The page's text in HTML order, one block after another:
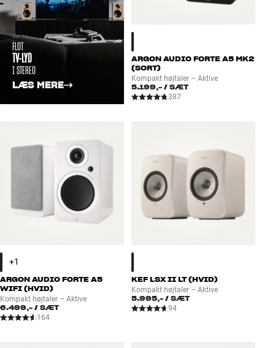
FLOT
TV-LYD
I STEREO
LÆS MERE
ARGON AUDIO FORTE A5 MK2
(SORT)
Kompakt højtaler – Aktive
5.199,- / SÆT
387
ARGON AUDIO FORTE A5
WIFI (HVID)
Kompakt højtaler – Aktive
6.499,- / SÆT
164
KEF LSX II LT (HVID)
Kompakt højtaler – Aktive
5.995,- / SÆT
94